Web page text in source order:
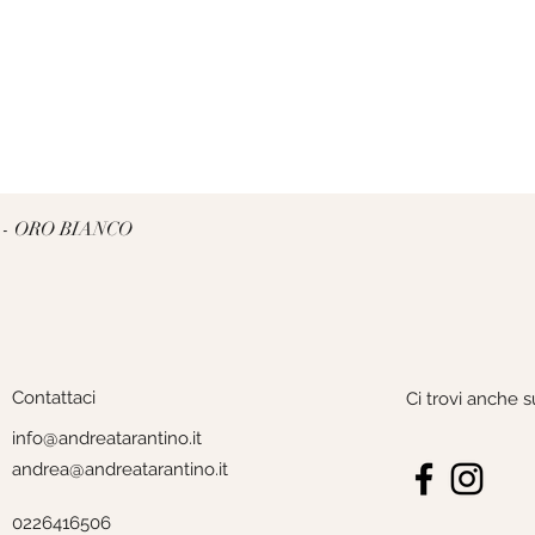
ORO BIANCO
Contattaci
info@andreatarantino.it
andrea@andreatarantino.it
0226416506
Ci trovi anche